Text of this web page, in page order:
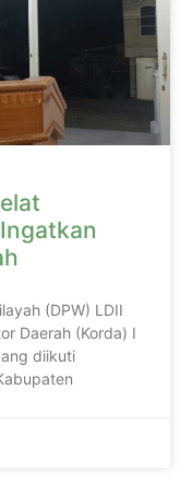
(DPW) LDII
Daerah (Korda) I
diikuti